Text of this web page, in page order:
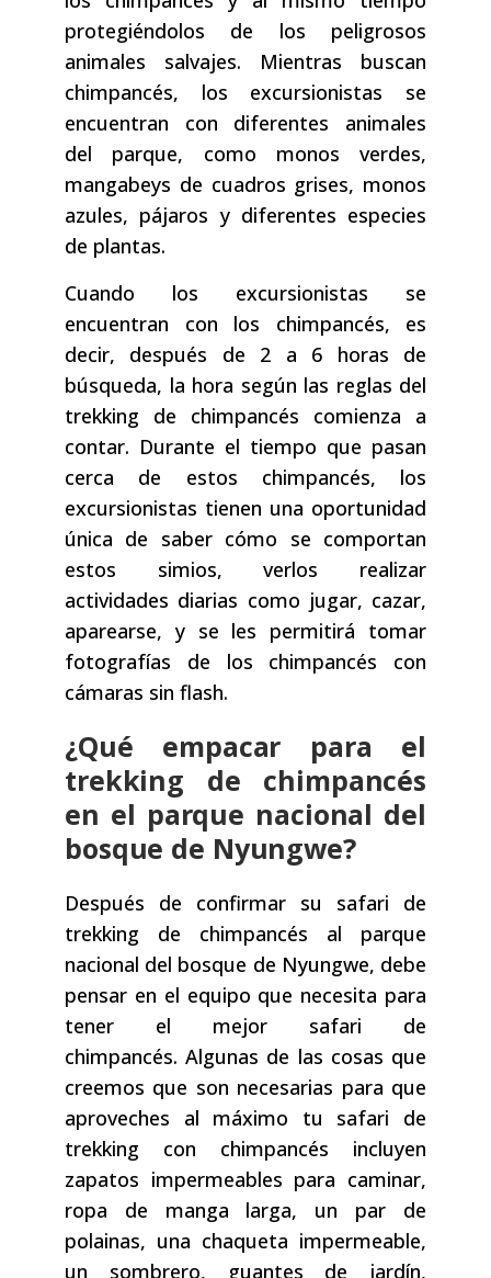
protegiéndolos de los peligrosos
animales salvajes. Mientras buscan
chimpancés, los excursionistas se
encuentran con diferentes animales
del parque, como monos verdes,
mangabeys de cuadros grises, monos
azules, pájaros y diferentes especies
de plantas.
Cuando los excursionistas se
encuentran con los chimpancés, es
decir, después de 2 a 6 horas de
búsqueda, la hora según las reglas del
trekking de chimpancés comienza a
contar. Durante el tiempo que pasan
cerca de estos chimpancés, los
excursionistas tienen una oportunidad
única de saber cómo se comportan
estos simios, verlos realizar
actividades diarias como jugar, cazar,
aparearse, y se les permitirá tomar
fotografías de los chimpancés con
cámaras sin flash.
¿Qué empacar para el
trekking de chimpancés
en el parque nacional del
bosque de Nyungwe?
Después de confirmar su safari de
trekking de chimpancés al parque
nacional del bosque de Nyungwe, debe
pensar en el equipo que necesita para
tener el mejor safari de
chimpancés. Algunas de las cosas que
creemos que son necesarias para que
aproveches al máximo tu safari de
trekking con chimpancés incluyen
zapatos impermeables para caminar,
ropa de manga larga, un par de
polainas, una chaqueta impermeable,
un sombrero, guantes de jardín,